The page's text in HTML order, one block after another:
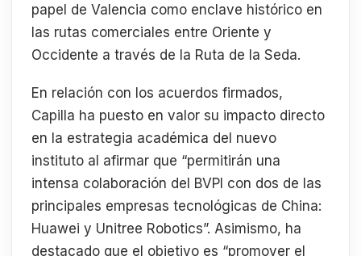
papel de Valencia como enclave histórico en
las rutas comerciales entre Oriente y
Occidente a través de la Ruta de la Seda.
En relación con los acuerdos firmados,
Capilla ha puesto en valor su impacto directo
en la estrategia académica del nuevo
instituto al afirmar que “permitirán una
intensa colaboración del BVPI con dos de las
principales empresas tecnológicas de China:
Huawei y Unitree Robotics”. Asimismo, ha
destacado que el objetivo es “promover el